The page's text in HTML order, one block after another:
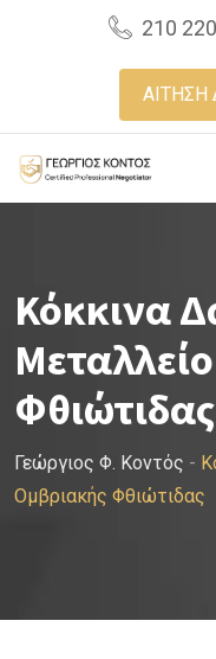
210
ΑΙΤΗΣΗ
Κόκκινα
Φθιώτιδας
Γεώργιος Φ. Κοντός -
Ομβριακής Φθιώτιδας